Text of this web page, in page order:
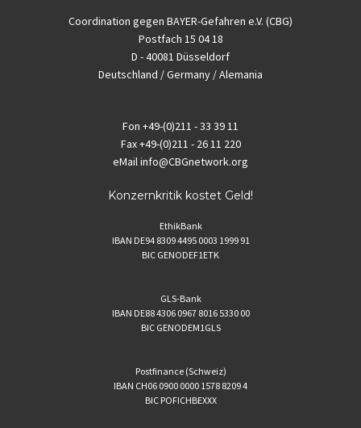
Coordination gegen BAYER-Gefahren e.V. (CBG)
Postfach 15 04 18
D - 40081 Düsseldorf
Deutschland / Germany / Alemania
Fon +49-(0)211 - 33 39 11
Fax+49-(0)211 - 26 11 220
eMailinfo@CBGnetwork.org
Konzernkritik kostet Geld!
EthikBank
IBAN DE94 8309 4495 0003 1999 91
BIC GENODEF1ETK
GLS-Bank
IBAN DE88 4306 0967 8016 5330 00
BIC GENODEM1GLS
Postfinance (Schweiz)
IBAN CH06 0900 0000 1578 8209 4
BIC POFICHBEXXX